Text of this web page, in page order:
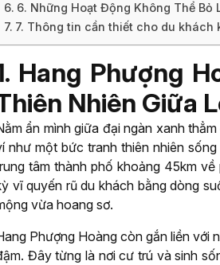
6. Những Hoạt Động Không Thể Bỏ
7. Thông tin cần thiết cho du khách
Hang Phượng
Nhiên Giữa
ẩn mình giữa đại ngàn xanh
như một bức tranh thiên nhiên
tâm thành phố khoảng 45km
vĩ quyến rũ du khách bằng dòng
vừa hoang sơ.
Phượng Hoàng còn gắn liền với
Đây từng là nơi cư trú và sinh